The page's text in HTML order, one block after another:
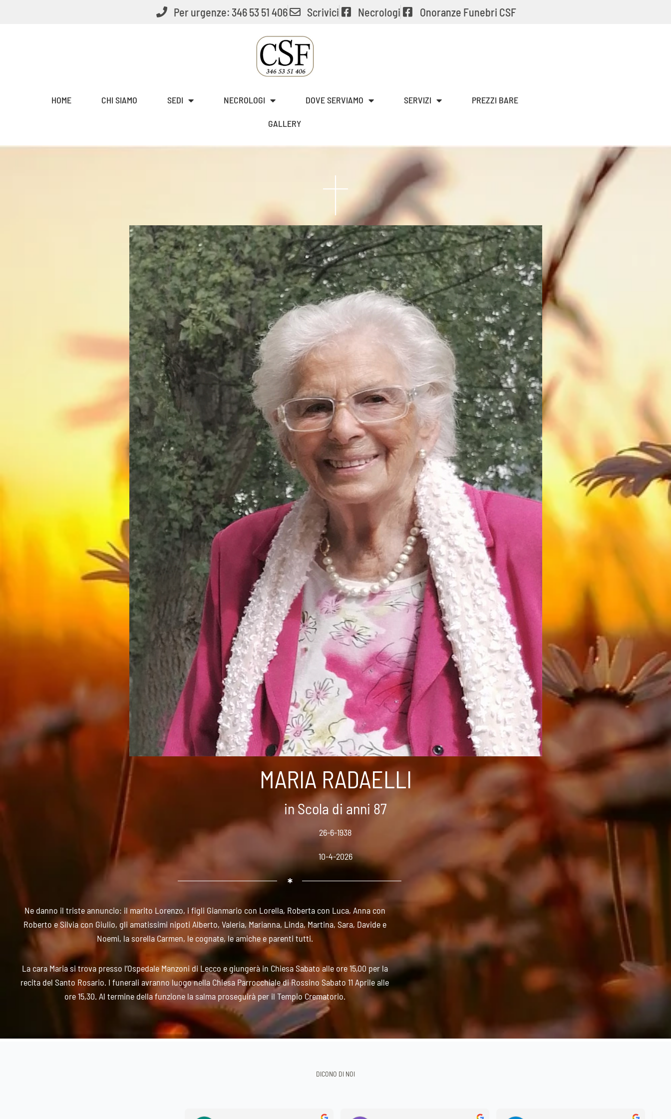
Per urgenze: 346 53 51 406 Scrivici Necrologi Onoranze Funebri CSF
HOME CHI SIAMO SEDI NECROLOGI DOVE SERVIAMO SERVIZI PREZZI BARE
GALLERY
MARIA RADAELLI
in Scola di anni 87
26-6-1938
10-4-2026
Ne danno il triste annuncio: il marito Lorenzo, i figli Gianmario con Lorella, Roberta con Luca, Anna con
Roberto e Silvia con Giulio, gli amatissimi nipoti Alberto, Valeria, Marianna, Linda, Martina, Sara, Davide e
Noemi, la sorella Carmen, le cognate, le amiche e parenti tutti.
La cara Maria si trova presso l’Ospedale Manzoni di Lecco e giungerà in Chiesa Sabato alle ore 15,00 per la
recita del Santo Rosario. I funerali avranno luogo nella Chiesa Parrocchiale di Rossino Sabato 11 Aprile alle
ore 15,30. Al termine della funzione la salma proseguirà per il Tempio Crematorio.
DICONO DI NOI